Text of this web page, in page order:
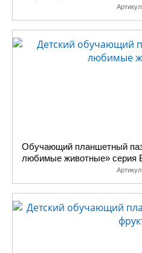
Артикул:
Обучающий планшетный
любимые животные» серия
Артикул: